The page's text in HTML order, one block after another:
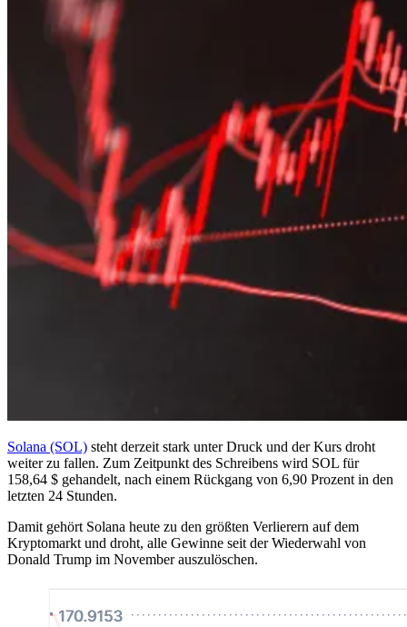
Solana (SOL) steht derzeit stark unter Druck und der Kurs droht
weiter zu fallen. Zum Zeitpunkt des Schreibens wird SOL für
158,64 $ gehandelt, nach einem Rückgang von 6,90 Prozent in den
letzten 24 Stunden.
Damit gehört Solana heute zu den größten Verlierern auf dem
Kryptomarkt und droht, alle Gewinne seit der Wiederwahl von
Donald Trump im November auszulöschen.